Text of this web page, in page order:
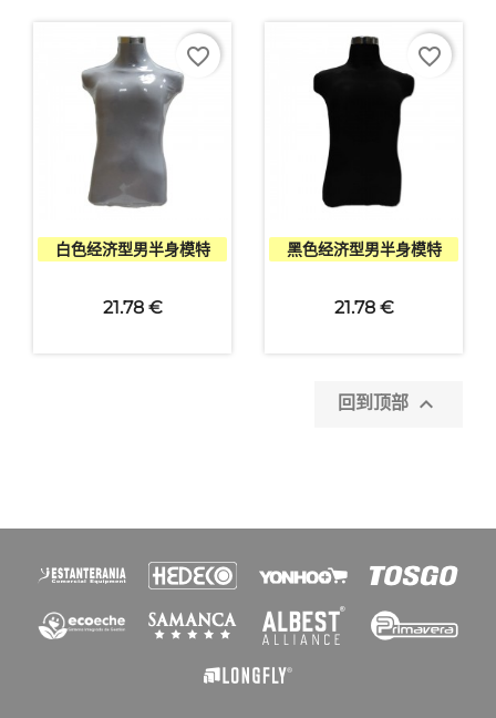
快速查看
白色经济型男半身模特
21.78 €
favorite_border
快速查看
黑色经济型男半身模特
21.78 €
favorite_border
回到顶部 